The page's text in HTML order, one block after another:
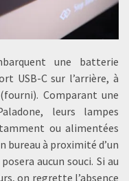
une batterie
USB-C sur l’arrière, à
Comparant une
leurs lampes
ou alimentées
bureau à proximité d’un
aucun souci. Si au
on regrette l’absence